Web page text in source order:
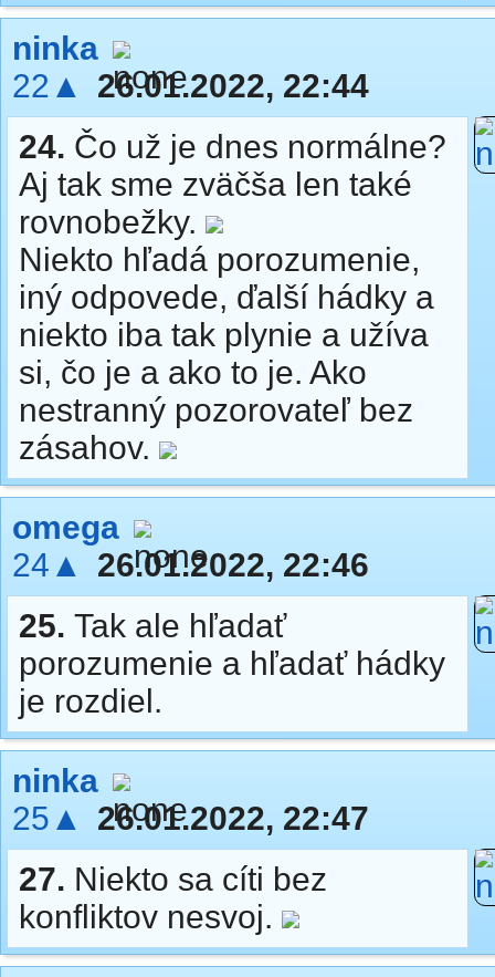
ninka
22▲
26.01.2022, 22:44
24. Čo už je dnes normálne?
Aj tak sme zväčša len také
rovnobežky.
Niekto hľadá porozumenie,
iný odpovede, ďalší hádky a
niekto iba tak plynie a užíva
si, čo je a ako to je. Ako
nestranný pozorovateľ bez
zásahov.
omega
24▲
26.01.2022, 22:46
25. Tak ale hľadať
porozumenie a hľadať hádky
je rozdiel.
ninka
25▲
26.01.2022, 22:47
27. Niekto sa cíti bez
konfliktov nesvoj.